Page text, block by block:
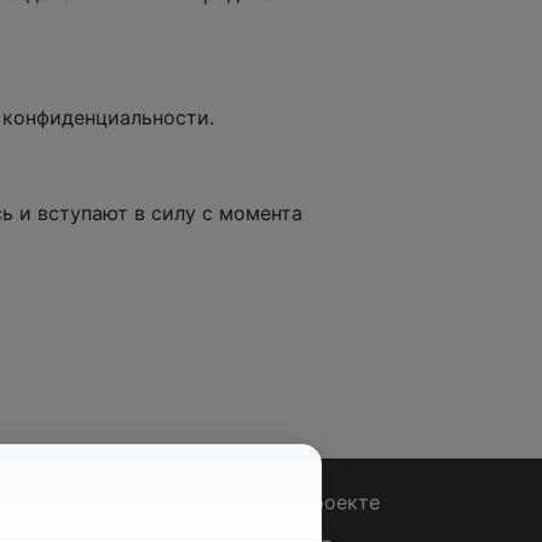
и вступают в силу с момента
О проекте